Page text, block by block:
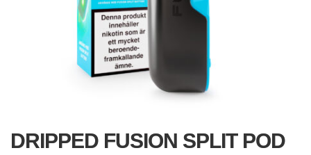
DRIPPED FUSION SPLIT POD